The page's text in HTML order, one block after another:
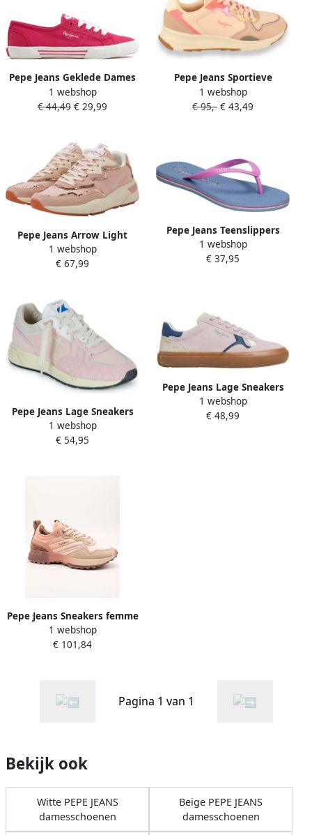
Pepe Jeans Geklede Dames
Sneakers Roze Veters
Textiel
1 webshop
€ 44,49 € 29,99
Pepe Jeans Sportieve
Schoenen Roze Leer en
Textiel
1 webshop
€ 95,- € 43,49
Pepe Jeans Arrow Light
Lage Sneakers Roze Vrouw
1 webshop
€ 67,99
Pepe Jeans Teenslippers
114953
1 webshop
€ 37,95
Pepe Jeans Lage Sneakers
MARLON DIVIDED W
1 webshop
€ 54,95
Pepe Jeans Lage Sneakers
Travis Retro
1 webshop
€ 48,99
Pepe Jeans Sneakers femme
Lucky Flag
1 webshop
€ 101,84
Pagina 1 van 1
Bekijk ook
Witte PEPE JEANS
damesschoenen
Beige PEPE JEANS
damesschoenen